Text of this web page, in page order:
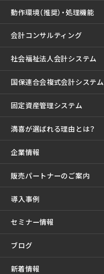
動作環境（推奨）・処理機能
会計コンサルティング
社会福祉法人会計システム
国保連合会複式会計システム
固定資産管理システム
満喜が選ばれる理由とは？
企業情報
販売パートナーのご案内
導入事例
セミナー情報
ブログ
新着情報